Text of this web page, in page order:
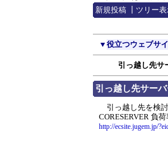
新規投稿 ツリー
▼ 役立つウェブサ
引っ越し先サ
引っ越し先サー
引っ越し先を検
CORESERVER 負
http://ecsite.jugem.jp/